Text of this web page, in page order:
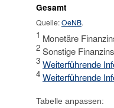
Gesamt
Quelle:OeNB.
1 Monetäre
2 Sonstige
3 Weiterführende
4 Weiterführende
Tabelle anpassen: